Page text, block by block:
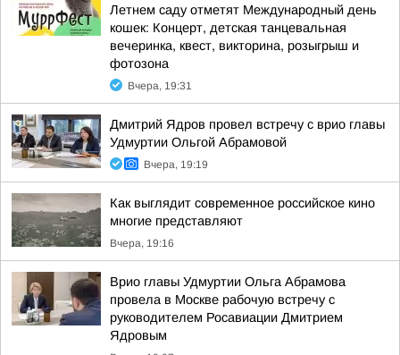
Летнем саду отметят Международный день
кошек: Концерт, детская танцевальная
вечеринка, квест, викторина, розыгрыш и
фотозона
Вчера, 19:31
Дмитрий Ядров провел встречу с врио главы
Удмуртии Ольгой Абрамовой
Вчера, 19:19
Как выглядит современное российское кино
многие представляют
Вчера, 19:16
Врио главы Удмуртии Ольга Абрамова
провела в Москве рабочую встречу с
руководителем Росавиации Дмитрием
Ядровым